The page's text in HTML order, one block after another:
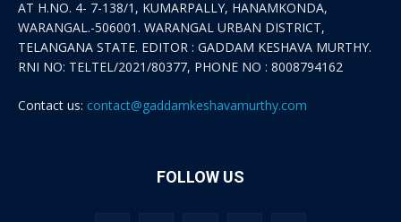
AT H.NO. 4- 7-138/1, KUMARPALLY, HANAMKONDA,
WARANGAL.-506001. WARANGAL URBAN DISTRICT,
TELANGANA STATE. EDITOR : GADDAM KESHAVA MURTHY.
RNI NO: TELTEL/2021/80377, PHONE NO : 8008794162
Contact us: contact@gaddamkeshavamurthy.com
FOLLOW US